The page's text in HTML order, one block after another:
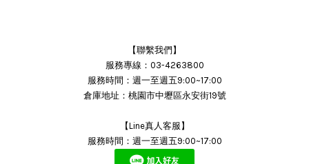
【聯繫我們】
服務專線：03-4263800
服務時間：週一至週五9:00~17:00
倉庫地址：桃園市中壢區永安街19號
【Line真人客服】
服務時間：週一至週五9:00~17:00